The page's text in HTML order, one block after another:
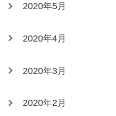
2020年5月
2020年4月
2020年3月
2020年2月